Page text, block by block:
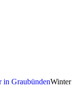
in GraubündenWinter